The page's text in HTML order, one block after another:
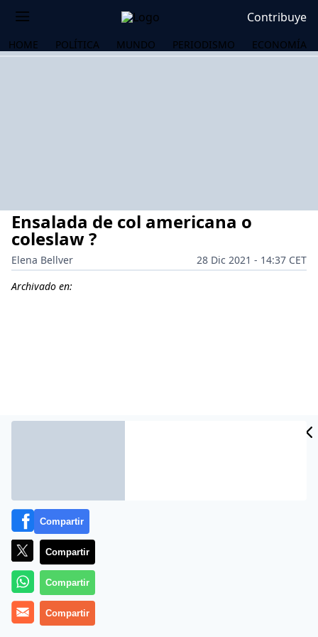
Contribuye
HOME POLÍTICA MUNDO PERIODISMO ECONOMÍA
Ensalada de col americana o
coleslaw ?
Elena Bellver
28 Dic 2021 - 14:37 CET
Archivado en:
Más información
Compartir
Compartir
Compartir
Compartir